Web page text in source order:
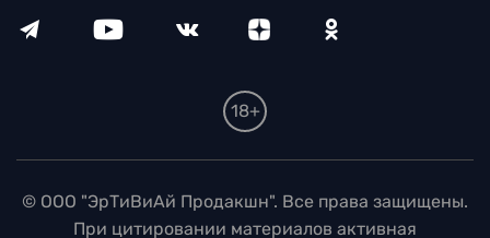
18+
© ООО "ЭрТиВиАй Продакшн". Все права защищены.
При цитировании материалов активная